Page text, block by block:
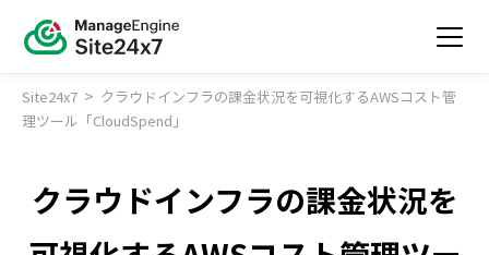
Site24x7 > クラウドインフラの課金状況を可視化するAWSコスト管
理ツール「CloudSpend」
クラウドインフラの課金状況を